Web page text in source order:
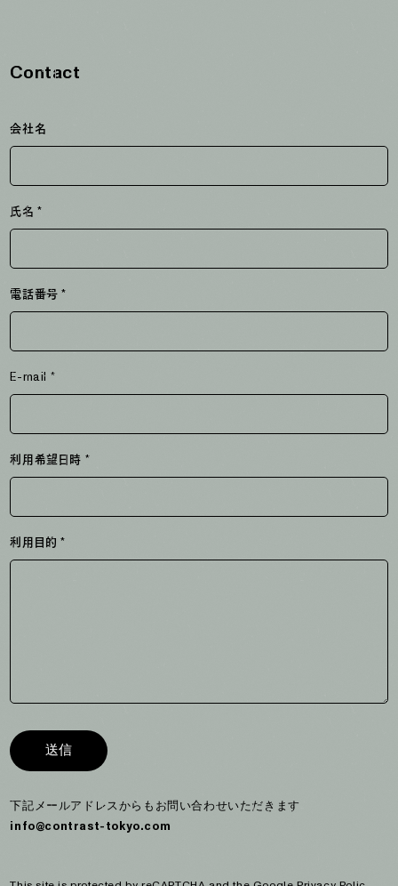
Contact
会社名
氏名 *
電話番号 *
E-mail *
利用希望日時 *
利用目的 *
送信
下記メールアドレスからもお問い合わせいただきます
info@contrast-tokyo.com